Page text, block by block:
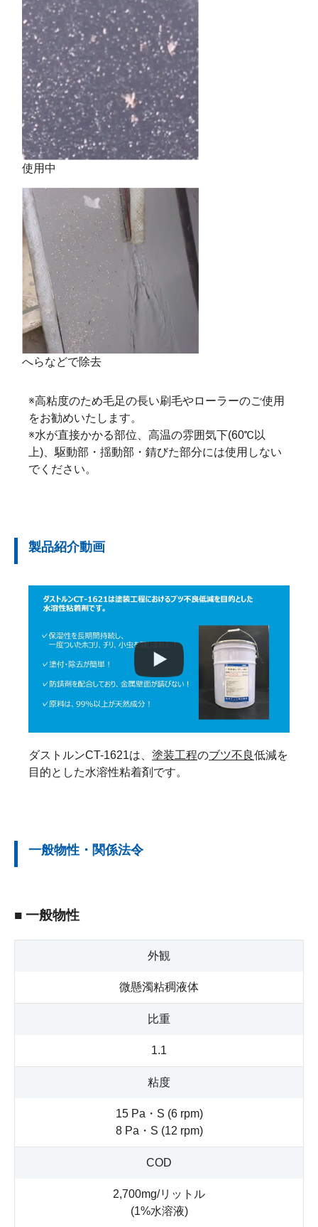
使用中
へらなどで除去
※高粘度のため毛足の長い刷毛やローラーのご使用
をお勧めいたします。
※水が直接かかる部位、高温の雰囲気下(60℃以
上)、駆動部・揺動部・錆びた部分には使用しない
でください。
製品紹介動画
ダストルンCT-1621は、 塗装工程のブツ不良低減を
目的とした水溶性粘着剤です。
一般物性・関係法令
■ 一般物性
外観
微懸濁粘稠液体
比重
1.1
粘度
15 Pa・S (6 rpm)
8 Pa・S (12 rpm)
COD
2,700mg/リットル
(1%水溶液)